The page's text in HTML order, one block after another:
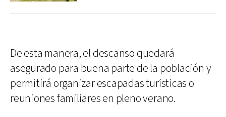
De esta manera, el descanso quedará
asegurado para buena parte de la población y
permitirá organizar escapadas turísticas o
reuniones familiares en pleno verano.